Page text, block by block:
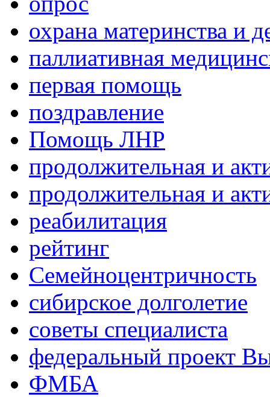
охрана материнства и
паллиативная
первая помощь
поздравление
Помощь ЛНР
продолжительная и
продолжительная и
реабилитация
рейтинг
Семейноцентричность
сибирское долголетие
советы специалиста
федеральный проект
ФМБА